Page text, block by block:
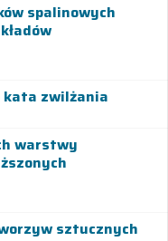
spalinowych
kata zwilżania
warstwy
sztucznych